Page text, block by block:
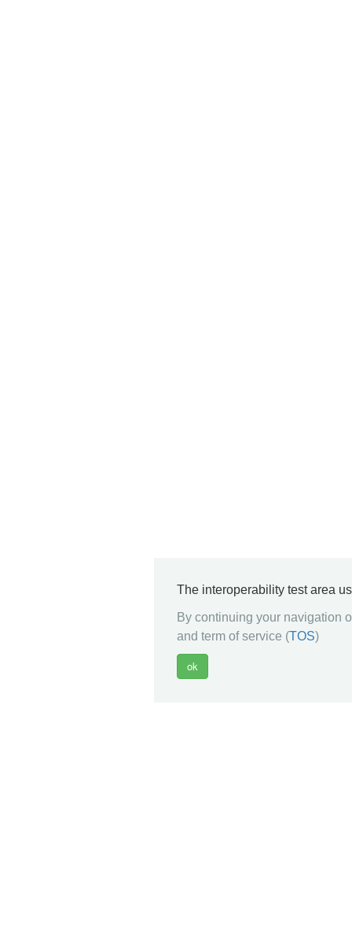
The interoperability test area
By continuing your navigation
and term of service (TOS)